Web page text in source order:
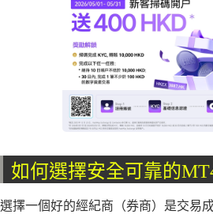
如何選擇安全可靠的
選擇一個好的經紀商（券商）是交易